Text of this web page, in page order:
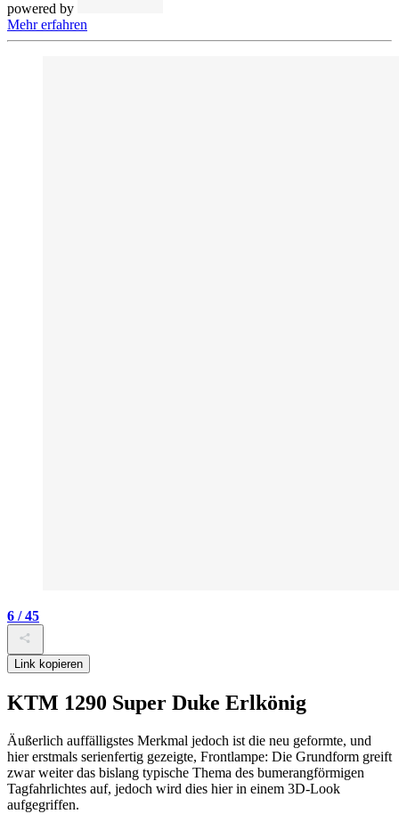
powered by
Mehr erfahren
6 / 45
Link kopieren
KTM 1290 Super Duke Erlkönig
Äußerlich auffälligstes Merkmal jedoch ist die neu geformte, und
hier erstmals serienfertig gezeigte, Frontlampe: Die Grundform greift
zwar weiter das bislang typische Thema des bumerangförmigen
Tagfahrlichtes auf, jedoch wird dies hier in einem 3D-Look
aufgegriffen.